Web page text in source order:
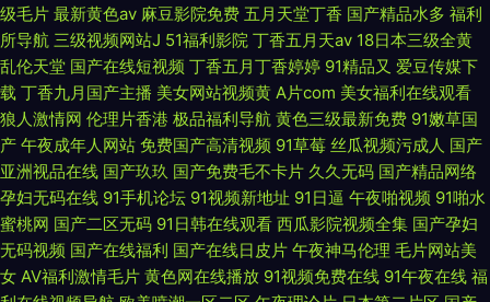
级毛片 最新黄色av 麻豆影院免费 五月天堂丁香 国产精品水多 福利
所导航 三级视频网站J 51福利影院 丁香五月天av 18日本三级全黄
乱伦天堂 国产在线短视频 丁香五月丁香婷婷 91精品又 爱豆传媒下
载 丁香九月国产主播 美女网站视频黄 A片com 美女福利在线观看
狼人激情网 伦理片香港 极品福利导航 黄色三级最新免费 91嫩草国
产 午夜成年人网站 免费国产高清视频 91草莓 丝瓜视频污成人 国产
亚洲视品在线 国产玖玖 国产免费毛不卡片 久久无码 国产精品网络
孕妇无码在线 91手机论坛 91视频新地址 91日逼 午夜啪视频 91啪水
蜜桃网 国产二区无码 91日韩在线观看 西瓜影院视频全集 国产孕妇
无码视频 国产在线福利 国产在线日皮片 午夜神马伦理 毛片网站美
女 AV福利激情毛片 黄色网在线播放 91视频免费在线 91午夜在线 福